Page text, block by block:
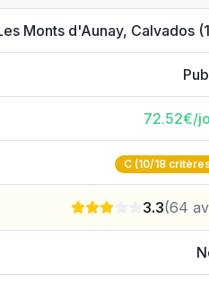
Monts d'Aunay, Calvados (
72.52€/
C (10/18
3.3(64